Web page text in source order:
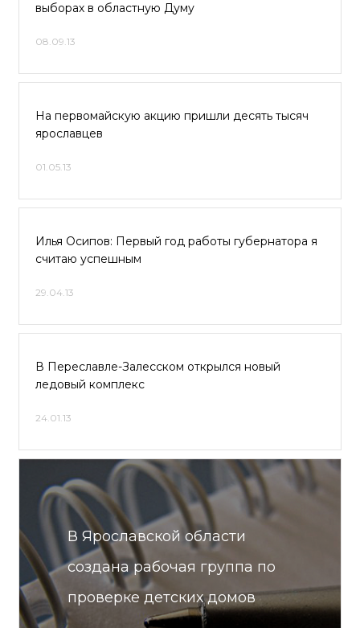
выборах в областную Думу
08.09.13
На первомайскую акцию пришли десять тысяч
ярославцев
01.05.13
Илья Осипов: Первый год работы губернатора я
считаю успешным
29.04.13
В Переславле-Залесском открылся новый
ледовый комплекс
24.01.13
В Ярославской области
создана рабочая группа по
проверке детских домов